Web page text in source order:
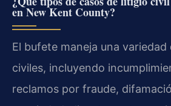
en New Kent County?
El bufete maneja una variedad
civiles, incluyendo
reclamos por fraude,